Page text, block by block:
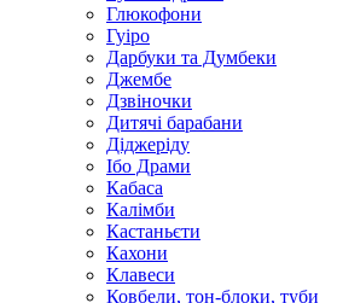
Глюкофони
Гуіро
Дарбуки та Думбеки
Джембе
Дзвіночки
Дитячі барабани
Діджеріду
Ібо Драми
Кабаса
Калімби
Кастаньєти
Кахони
Клавеси
Ковбели, тон-блоки, туби